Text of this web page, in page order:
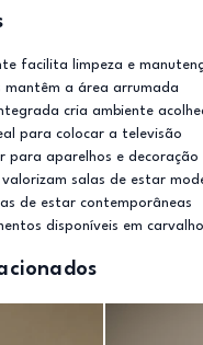
facilita limpeza e
mantêm a área arrumada
cria ambiente
para colocar a televisão
para aparelhos e decoração
valorizam salas de estar
de estar contemporâneas
disponíveis em